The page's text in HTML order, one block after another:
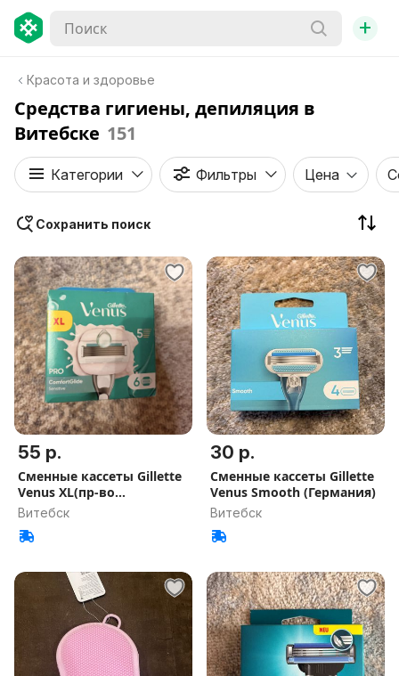
+
Красота и здоровье
Средства гигиены, депиляция в
Витебске 151
Категории Фильтры Цена
Сохранить поиск
55 р.
Сменные кассеты Gillette
Venus XL(пр-во
Голландия)
Витебск
30 р.
Сменные кассеты Gillette
Venus Smooth (Германия)
Витебск